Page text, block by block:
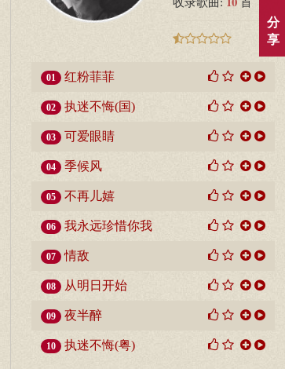
01 红粉菲菲
02 执迷不悔(国)
03 可爱眼睛
04 季候风
05 不再儿嬉
06 我永远珍惜你我
07 情敌
08 从明日开始
09 夜半醉
10 执迷不悔(粤)
分
享